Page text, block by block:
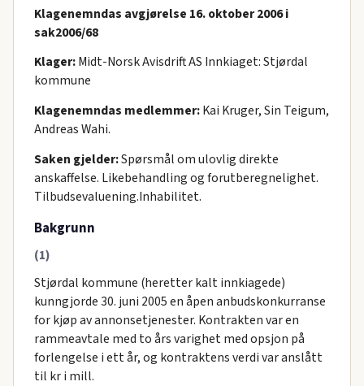
Klagenemndas avgjørelse 16. oktober 2006 i
sak2006/68
Klager:Midt-Norsk Avisdrift AS Innkiaget: Stjørdal
kommune
Klagenemndas medlemmer:Kai Kruger, Sin Teigum,
Andreas Wahi.
Saken gjelder:Spørsmål om ulovlig direkte
anskaffelse. Likebehandling og forutberegnelighet.
Tilbudsevaluening.Inhabilitet.
Bakgrunn
(1)
Stjørdal kommune (heretter kalt innkiagede)
kunngjorde 30. juni 2005 en åpen anbudskonkurranse
for kjøp av annonsetjenester. Kontrakten var en
rammeavtale med to års varighet med opsjon på
forlengelse i ett år, og kontraktens verdi var anslått
til kr i mill.